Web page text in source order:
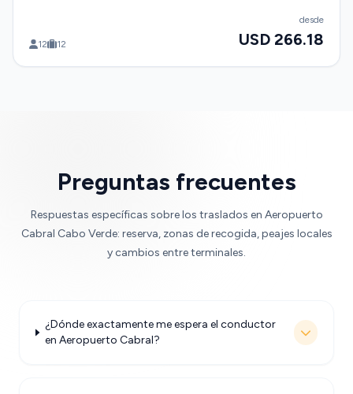
12 12
desde
USD 266.18
Preguntas frecuentes
Respuestas específicas sobre los traslados en Aeropuerto
Cabral Cabo Verde: reserva, zonas de recogida, peajes locales
y cambios entre terminales.
¿Dónde exactamente me espera el conductor
en Aeropuerto Cabral?